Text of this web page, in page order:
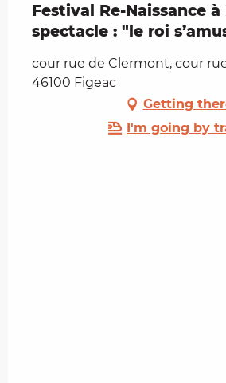
Festival Re-Naissance à
spectacle : "le roi
cour rue de Clermont, cour
46100 Figeac
Getting
I'm going by